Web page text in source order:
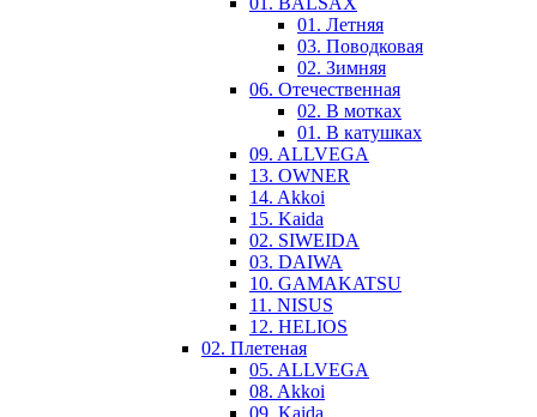
01. Летняя
03. Поводковая
02. Зимняя
06. Отечественная
02. В мотках
01. В катушках
09. ALLVEGA
13. OWNER
14. Akkoi
15. Kaida
02. SIWEIDA
03. DAIWA
10. GAMAKATSU
11. NISUS
12. HELIOS
02. Плетеная
05. ALLVEGA
08. Akkoi